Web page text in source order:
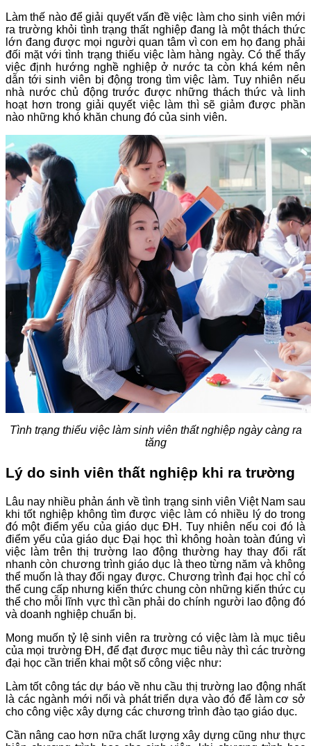
Làm thế nào để giải quyết vấn đề việc làm cho sinh viên mới
ra trường khỏi tình trạng thất nghiệp đang là một thách thức
lớn đang được mọi người quan tâm vì con em họ đang phải
đối mặt với tình trạng thiếu việc làm hàng ngày. Có thể thấy
việc định hướng nghề nghiệp ở nước ta còn khá kém nên
dẫn tới sinh viên bị động trong tìm việc làm. Tuy nhiên nếu
nhà nước chủ động trước được những thách thức và linh
hoạt hơn trong giải quyết việc làm thì sẽ giảm được phần
nào những khó khăn chung đó của sinh viên.
Tình trạng thiếu việc làm sinh viên thất nghiệp ngày càng ra
tăng
Lý do sinh viên thất nghiệp khi ra trường
Lâu nay nhiều phản ánh về tình trạng sinh viên Việt Nam sau
khi tốt nghiệp không tìm được việc làm có nhiều lý do trong
đó một điểm yếu của giáo dục ĐH. Tuy nhiên nếu coi đó là
điểm yếu của giáo dục Đại học thì không hoàn toàn đúng vì
việc làm trên thị trường lao động thường hay thay đổi rất
nhanh còn chương trình giáo dục là theo từng năm và không
thể muốn là thay đổi ngay được. Chương trình đại học chỉ có
thể cung cấp nhưng kiến thức chung còn những kiến thức cụ
thể cho mỗi lĩnh vực thì cần phải do chính người lao động đó
và doanh nghiệp chuẩn bị.
Mong muốn tỷ lệ sinh viên ra trường có việc làm là mục tiêu
của mọi trường ĐH, để đạt được mục tiêu này thì các trường
đại học cần triển khai một số công việc như:
Làm tốt công tác dự báo về nhu cầu thị trường lao động nhất
là các ngành mới nổi và phát triển dựa vào đó để làm cơ sở
cho công việc xây dựng các chương trình đào tạo giáo dục.
Cần nâng cao hơn nữa chất lượng xây dựng cũng như thực